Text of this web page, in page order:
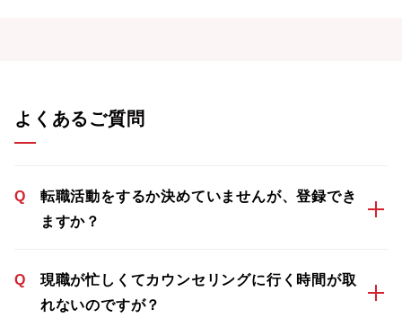
よくあるご質問
Q
転職活動をするか決めていませんが、登録でき
ますか？
Q
現職が忙しくてカウンセリングに行く時間が取
れないのですが？